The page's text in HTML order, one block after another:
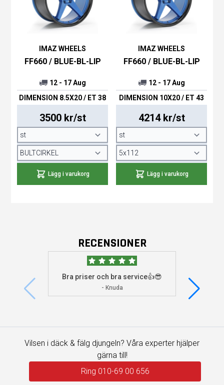
IMAZ WHEELS
FF660 / BLUE-BL-LIP
12 - 17 Aug
DIMENSION 8.5X20 / ET 38
3500 kr/st
Lägg i varukorg
IMAZ WHEELS
FF660 / BLUE-BL-LIP
12 - 17 Aug
DIMENSION 10X20 / ET 43
4214 kr/st
Lägg i varukorg
RECENSIONER
Bra priser och bra service👍😎
- Knuda
Vilsen i däck & fälg djungeln? Våra experter hjälper
gärna till!
Ring 010-69 00 656